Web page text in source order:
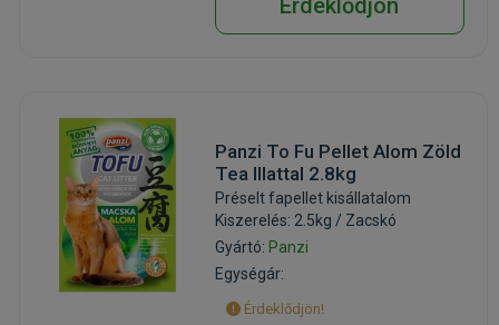
Panzi To Fu Pellet Alom Zöld
Tea Illattal 2.8kg
Préselt fapellet kisállatalom
Kiszerelés: 2.5kg / Zacskó
Gyártó: Panzi
Egységár:
Érdeklődjön!